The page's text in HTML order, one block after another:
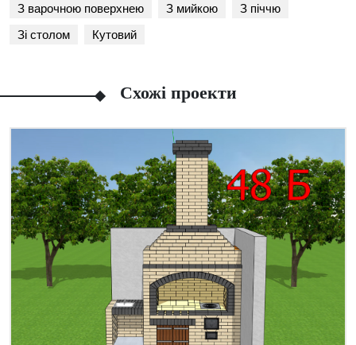
Facebook
Viber TelegramWhatsApp
Pinterest
З варочною поверхнею З мийкою
З піччю
Зі столом
Кутовий
Схожі проекти